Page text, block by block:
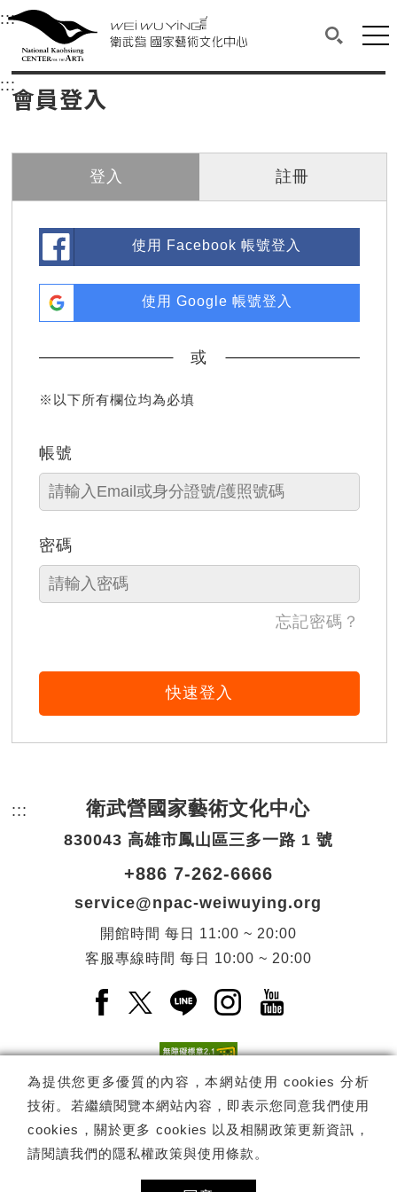
衛武營國家藝術文化中心
中央內容區塊，為本頁主要內容區。
:::選單連結區塊，此區塊列有本網站主要連結。
衛武營國家藝術文化中心
搜尋(開
網
::: 中央內容區塊，為本頁主要內容區。
會員登入
登入 註冊
使用 Facebook 帳號登入
使用 Google 帳號登入
或
※以下所有欄位均為必填
帳號
密碼
忘記密碼？
快速登入
為提供您更多優質的內容，本網站使用 cookies 分析
技術。若繼續閱覽本網站內容，即表示您同意我們使用
cookies，關於更多 cookies 以及相關政策更新資訊，
請閱讀我們的隱私權政策與使用條款 。
::: 頁尾網站資訊。
衛武營國家藝術文化中心
830043 高雄市鳳山區三多一路 1 號
+886 7-262-6666
service@npac-weiwuying.org
開館時間 每日
11:00 ~ 20:00
客服專線時間 每日 10:00 ~ 20:00
Facebook(另開新視窗)
X(另開新視窗)
LINE(另開新視窗)
Instagram(另開新視
YouTube(另開
電子報訂閱 訂閱
Copyright © 國家表演藝術中心 -衛武營國家藝術文化中心